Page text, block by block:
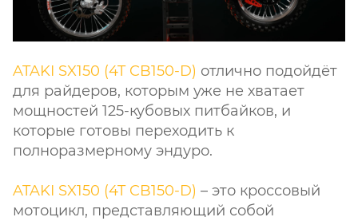
ATAKI SX150 (4T CB150-D) отлично подойдёт
для райдеров, которым уже не хватает
мощностей 125-кубовых питбайков, и
которые готовы переходить к
полноразмерному эндуро.
ATAKI SX150 (4T CB150-D) – это кроссовый
мотоцикл, представляющий собой